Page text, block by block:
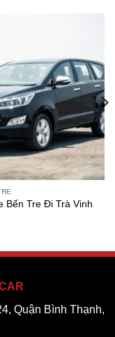
Bến Tre Đi Trà Vinh
Quận Bình Thạnh,